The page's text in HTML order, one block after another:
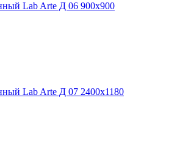
Lab Arte Д 06 900х900
Lab Arte Д 07 2400х1180